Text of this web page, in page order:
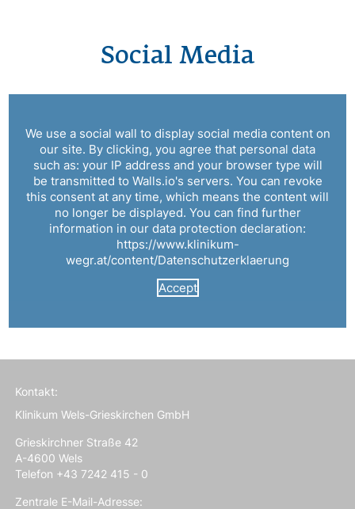
Social Media
We use a social wall to display social media content on
our site. By clicking, you agree that personal data
such as: your IP address and your browser type will
be transmitted to Walls.io's servers. You can revoke
this consent at any time, which means the content will
no longer be displayed. You can find further
information in our data protection declaration:
https://www.klinikum-
wegr.at/content/Datenschutzerklaerung
Accept
Kontakt:
Klinikum Wels-Grieskirchen GmbH
Grieskirchner Straße 42
A-4600 Wels
Telefon +43 7242 415 - 0
Zentrale E-Mail-Adresse: